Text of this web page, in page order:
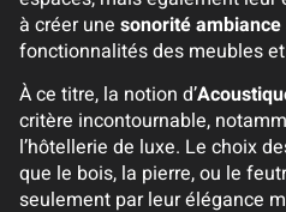
à créer une sonorité ambiance
fonctionnalités des meubles
À ce titre, la notion d’
critère incontournable,
l’hôtellerie de luxe. Le choix
que le bois, la pierre, ou le
seulement par leur élégance